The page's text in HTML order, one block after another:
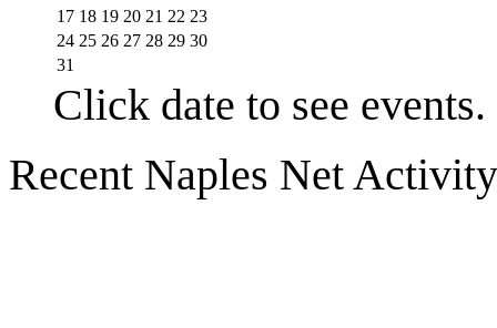
17 18 19 20 21 22 23
24 25 26 27 28 29 30
31
Click date to see events.
Recent Naples Net Activity